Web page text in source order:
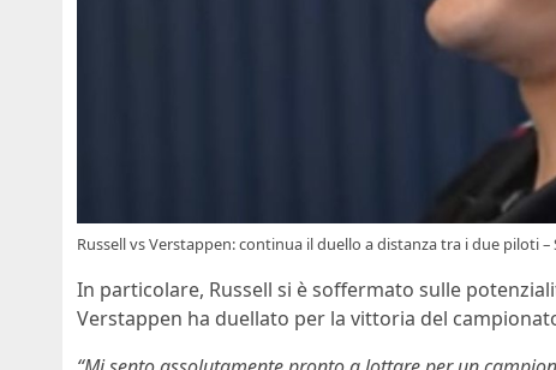
Russell vs Verstappen: continua il duello a distanza tra i due piloti
In particolare, Russell si è soffermato sulle
Verstappen ha duellato per la vittoria del